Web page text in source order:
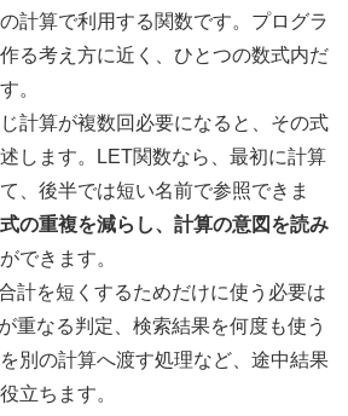
計算で利用する関数です。プログラ
る考え方に近く、ひとつの数式内だ
。
計算が複数回必要になると、その式
します。LET関数なら、最初に計算
、後半では短い名前で参照できま
の重複を減らし、計算の意図を読み
できます。
計を短くするためだけに使う必要は
重なる判定、検索結果を何度も使う
別の計算へ渡す処理など、途中結果
立ちます。